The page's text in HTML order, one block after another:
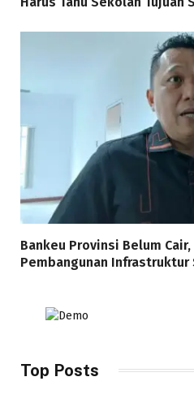
Bankeu Provinsi Belum
Pembangunan Infrastruktur
Top Posts